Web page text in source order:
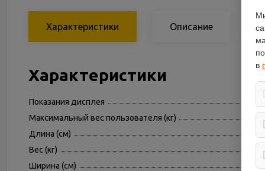
Характеристики Описание
Характеристики
Показания дисплея
Максимальный вес пользователя (кг)
Длина (см)
Вес (кг)
Ширина (см)
в